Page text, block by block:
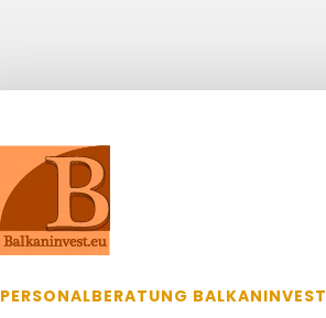
PERSONALBERATUNG BALKANINVEST